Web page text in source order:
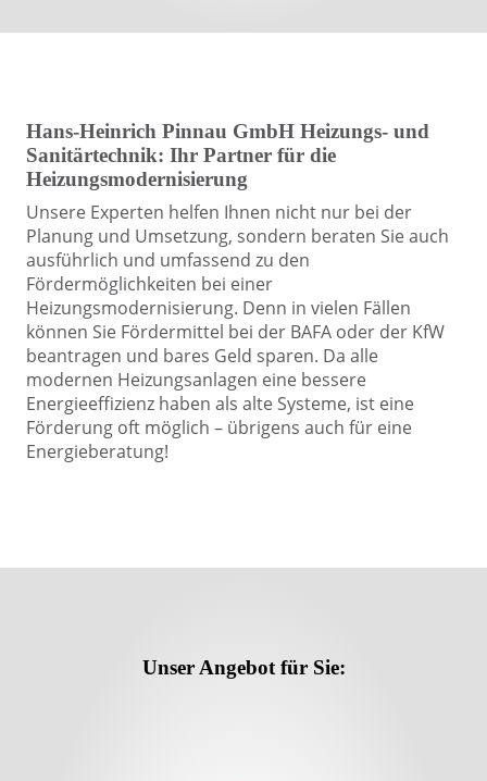
Hans-Heinrich Pinnau GmbH Heizungs- und
Sanitärtechnik: Ihr Partner für die
Heizungsmodernisierung
Unsere Experten helfen Ihnen nicht nur bei der
Planung und Umsetzung, sondern beraten Sie auch
ausführlich und umfassend zu den
Fördermöglichkeiten bei einer
Heizungsmodernisierung. Denn in vielen Fällen
können Sie Fördermittel bei der BAFA oder der KfW
beantragen und bares Geld sparen. Da alle
modernen Heizungsanlagen eine bessere
Energieeffizienz haben als alte Systeme, ist eine
Förderung oft möglich – übrigens auch für eine
Energieberatung!
Unser Angebot für Sie: